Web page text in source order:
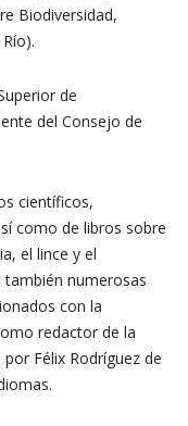
Biodiversidad,
de
del Consejo de
científicos,
como de libros sobre
el lince y el
también numerosas
con la
redactor de la
Félix Rodríguez de